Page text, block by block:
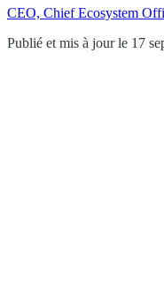
CEO, Chief Ecosystem
Publié et mis à jour le 17